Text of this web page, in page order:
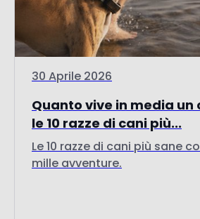
30 Aprile 2026
Quanto vive in media un
le 10 razze di cani più...
Le 10 razze di cani più sane
mille avventure.
Vai all'articolo